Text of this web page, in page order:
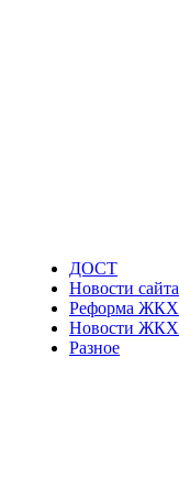
ДОСТ
Новости сайта
Реформа ЖКХ
Новости ЖКХ
Разное